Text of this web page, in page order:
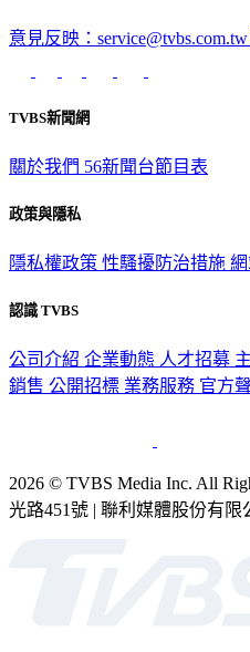
意見反映：service@tvbs.com.tw
TVBS新聞網
關於我們 56新聞台節目表
政策與隱私
隱私權政策 性騷擾防治措施
認識 TVBS
公司介紹 企業動態 人才招募
銷售 公開招標 業務服務 官方
2026 © TVBS Media Inc. All
光路451號 | 聯利媒體股份有限